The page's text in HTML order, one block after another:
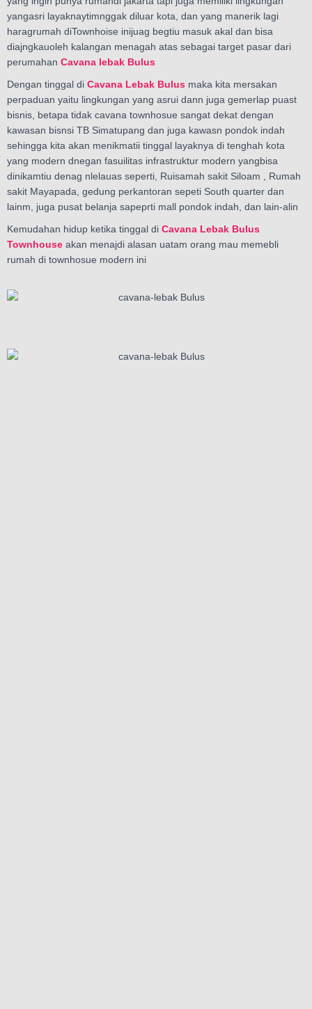
yangasri layaknaytimnggak diluar kota, dan yang manerik lagi
haragrumah diTownhoise inijuag begtiu masuk akal dan bisa
diajngkauoleh kalangan menagah atas sebagai target pasar dari
perumahan Cavana lebak Bulus
Dengan tinggal di Cavana Lebak Bulus maka kita mersakan
perpaduan yaitu lingkungan yang asrui dann juga gemerlap puast
bisnis, betapa tidak cavana townhosue sangat dekat dengan
kawasan bisnsi TB Simatupang dan juga kawasn pondok indah
sehingga kita akan menikmatii tinggal layaknya di tenghah kota
yang modern dnegan fasuilitas infrastruktur modern yangbisa
dinikamtiu denag nlelauas seperti, Ruisamah sakit Siloam , Rumah
sakit Mayapada, gedung perkantoran sepeti South quarter dan
lainm, juga pusat belanja sapeprti mall pondok indah, dan lain-alin
Kemudahan hidup ketika tinggal di Cavana Lebak Bulus
Townhouse akan menajdi alasan uatam orang mau memebli
rumah di townhosue modern ini